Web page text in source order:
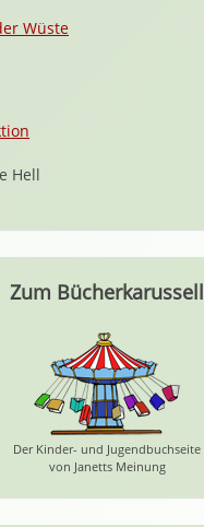
Wüste
Hell
Zum Bücherkarussell
Der Kinder- und Jugendbuchseite
von Janetts Meinung